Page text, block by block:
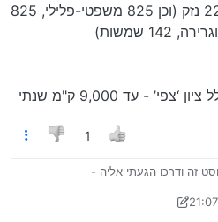
השתתפות עצמית צד ג’: 2250 נזק (וכן 825 משפטי-פלילי, 825
- עד 9,000 ק"מ שנתי
1
זה ודרכו הגעתי אליה -